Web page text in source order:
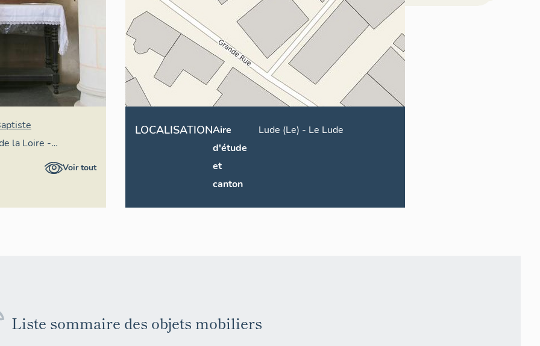
la Loire -
Voir tout
LOCALISATIONAire
d'étude
et
canton
Lude (Le) - Le Lude
Liste sommaire des objets mobiliers